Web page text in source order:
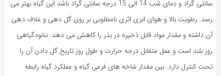
سانتی گراد و دمای شب 14 الی 15 درجه سانتی گراد باشد این گیاه بهتر می
رسد. رطوبت بالا و هوای ابری اثری نامطلوبی بر روی گل دهی و غلاف دهی
آن داشته و مقدار مواد قابل ذخیره در بذر را کاهش می دهد. نخودگیاهی
روز بلند است و عمل متقابل درجه حرارت و طول روز تاریخ گل دادن آن را
تحت کنترل دارد. بین مقدار شاخه های فرعی گیاه و عملکرد گیاه رابطه